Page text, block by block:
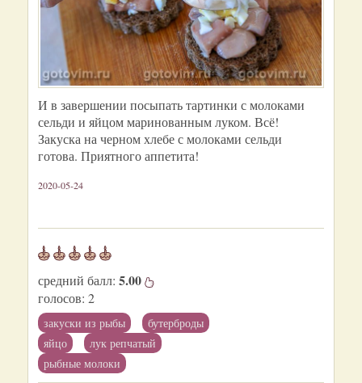
И в завершении посыпать тартинки с молоками
сельди и яйцом маринованным луком. Всё!
Закуска на черном хлебе с молоками сельди
готова. Приятного аппетита!
2020-05-24
средний балл: 5.00
голосов: 2
закуски из рыбы
бутерброды
яйцо
лук репчатый
рыбные молоки